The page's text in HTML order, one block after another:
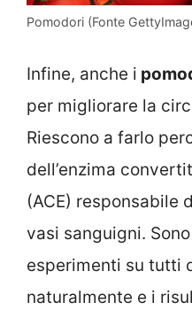
Pomodori (Fonte
Infine, anche i
per migliorare la
Riescono a farlo
dell’enzima
(ACE) responsabile
vasi sanguigni.
esperimenti su tutti
naturalmente e i